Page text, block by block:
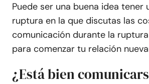
Puede ser una buena idea
ruptura en la que discutas las
comunicación durante la
para comenzar tu relación
¿Está bien